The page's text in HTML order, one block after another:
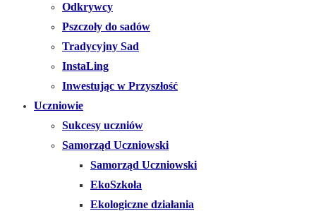
Odkrywcy
Pszczoły do sadów
Tradycyjny Sad
InstaLing
Inwestując w Przyszłość
Uczniowie
Sukcesy uczniów
Samorząd Uczniowski
Samorząd Uczniowski
EkoSzkoła
Ekologiczne działania